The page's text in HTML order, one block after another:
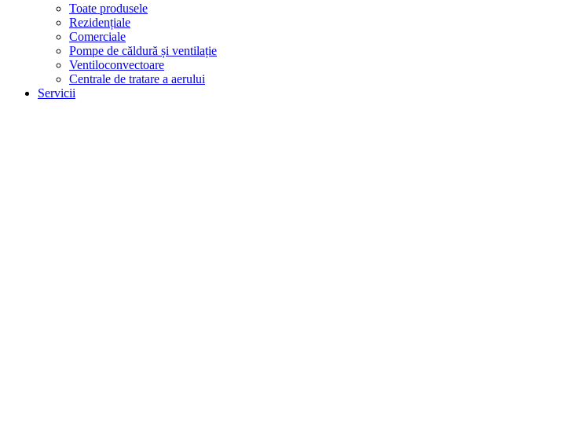
Toate produsele
Rezidențiale
Comerciale
Pompe de căldură și ventilație
Ventiloconvectoare
Centrale de tratare a aerului
Servicii